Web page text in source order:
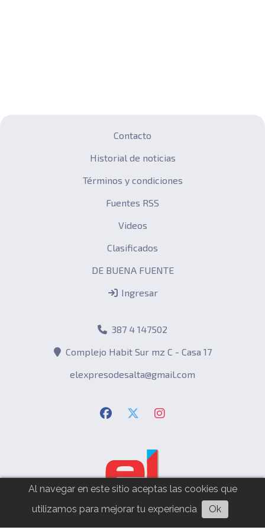
Contacto
Historial de noticias
Términos y condiciones
Fuentes RSS
Videos
Clasificados
DE BUENA FUENTE
Ingresar
387 4 147502
Complejo Habit Sur mz C - Casa 17
elexpresodesalta@gmail.com
Al navegar en este sitio aceptas las cookies que
utilizamos para mejorar tu experiencia
Ok